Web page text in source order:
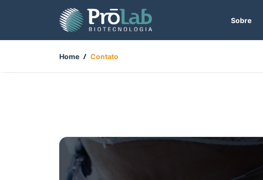
Sobre
Home Contato